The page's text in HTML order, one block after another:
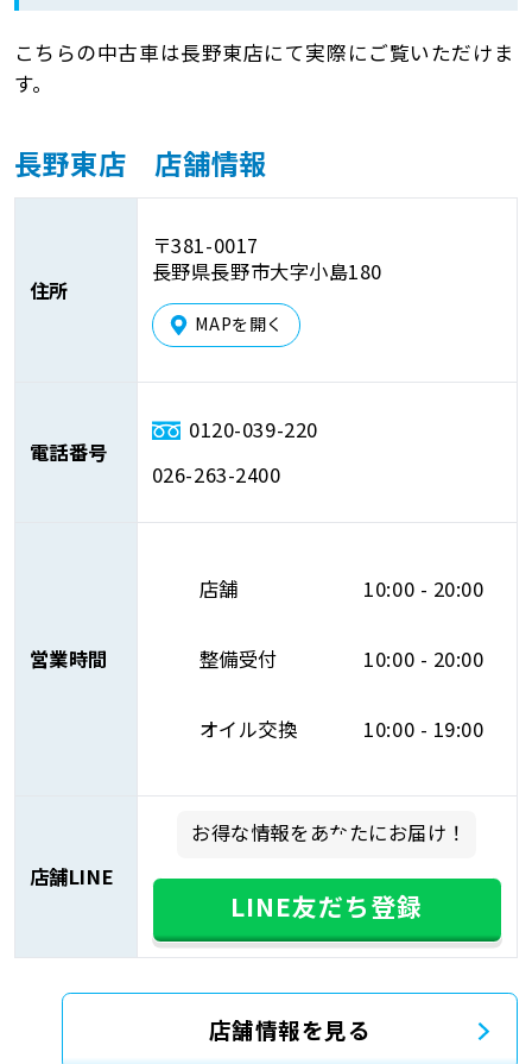
こちらの中古車は長野東店にて実際にご覧いただけま
す。
長野東店 店舗情報
住所
〒381-0017
長野県長野市大字小島180
MAPを開く
電話番号
0120-039-220
026-263-2400
営業時間
店舗 10:00 - 20:00
整備受付 10:00 - 20:00
オイル交換 10:00 - 19:00
店舗LINE
お得な情報をあなたにお届け！
LINE友だち登録
店舗情報を見る